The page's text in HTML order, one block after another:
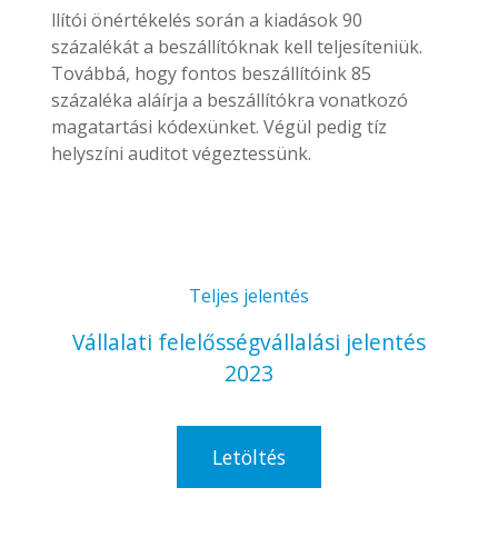
llítói önértékelés során a kiadások 90
százalékát a beszállítóknak kell teljesíteniük.
Továbbá, hogy fontos beszállítóink 85
százaléka aláírja a beszállítókra vonatkozó
magatartási kódexünket. Végül pedig tíz
helyszíni auditot végeztessünk.
Teljes jelentés
Vállalati felelősségvállalási jelentés
2023
Letöltés